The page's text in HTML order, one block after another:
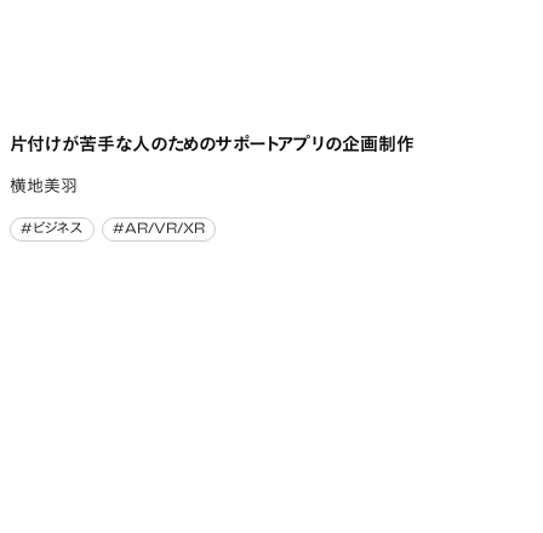
片付けが苦手な人のためのサポートアプリの企画制作
横地美羽
#ビジネス
#AR/VR/XR